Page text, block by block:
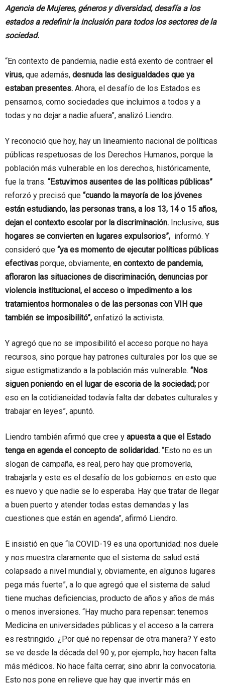
Agencia de Mujeres, géneros y diversidad, desafía a los
estados a redefinir la inclusión para todos los sectores de la
sociedad.
“En contexto de pandemia, nadie está exento de contraer el
virus, que además, desnuda las desigualdades que ya
estaban presentes. Ahora, el desafío de los Estados es
pensarnos, como sociedades que incluimos a todos y a
todas y no dejar a nadie afuera”, analizó Liendro.
Y reconoció que hoy, hay un lineamiento nacional de políticas
públicas respetuosas de los Derechos Humanos, porque la
población más vulnerable en los derechos, históricamente,
fue la trans. “Estuvimos ausentes de las políticas públicas”
reforzó y precisó que “cuando la mayoría de los jóvenes
están estudiando, las personas trans, a los 13, 14 o 15 años,
dejan el contexto escolar por la discriminación. Inclusive, sus
hogares se convierten en lugares expulsorios”, informó. Y
consideró que “ya es momento de ejecutar políticas públicas
efectivas porque, obviamente, en contexto de pandemia,
afloraron las situaciones de discriminación, denuncias por
violencia institucional, el acceso o impedimento a los
tratamientos hormonales o de las personas con VIH que
también se imposibilitó”, enfatizó la activista.
Y agregó que no se imposibilitó el acceso porque no haya
recursos, sino porque hay patrones culturales por los que se
sigue estigmatizando a la población más vulnerable. “Nos
siguen poniendo en el lugar de escoria de la sociedad; por
eso en la cotidianeidad todavía falta dar debates culturales y
trabajar en leyes”, apuntó.
Liendro también afirmó que cree y apuesta a que el Estado
tenga en agenda el concepto de solidaridad. “Esto no es un
slogan de campaña, es real, pero hay que promoverla,
trabajarla y este es el desafío de los gobiernos: en esto que
es nuevo y que nadie se lo esperaba. Hay que tratar de llegar
a buen puerto y atender todas estas demandas y las
cuestiones que están en agenda”, afirmó Liendro.
E insistió en que “la COVID-19 es una oportunidad: nos duele
y nos muestra claramente que el sistema de salud está
colapsado a nivel mundial y, obviamente, en algunos lugares
pega más fuerte”, a lo que agregó que el sistema de salud
tiene muchas deficiencias, producto de años y años de más
o menos inversiones. “Hay mucho para repensar: tenemos
Medicina en universidades públicas y el acceso a la carrera
es restringido. ¿Por qué no repensar de otra manera? Y esto
se ve desde la década del 90 y, por ejemplo, hoy hacen falta
más médicos. No hace falta cerrar, sino abrir la convocatoria.
Esto nos pone en relieve que hay que invertir más en